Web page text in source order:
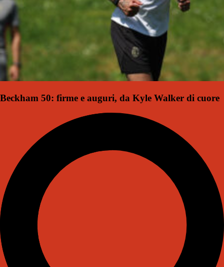
Beckham 50: firme e auguri, da Kyle Walker di cuore